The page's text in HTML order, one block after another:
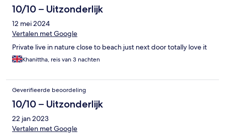
10/10 – Uitzonderlijk
12 mei 2024
Vertalen met Google
Private live in nature close to beach just next door totally love it
Khanittha, reis van 3 nachten
Geverifieerde beoordeling
10/10 – Uitzonderlijk
22 jan 2023
Vertalen met Google